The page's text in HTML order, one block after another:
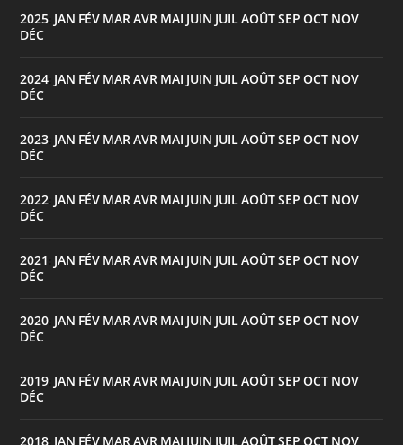
2025 JAN FÉV MAR AVR MAI JUIN JUIL AOÛTSEP OCT NOV
DÉC
2024 JAN FÉV MAR AVR MAI JUIN JUIL AOÛTSEP OCT NOV
DÉC
2023 JAN FÉV MAR AVR MAI JUIN JUIL AOÛTSEP OCT NOV
DÉC
2022 JAN FÉV MAR AVR MAI JUIN JUIL AOÛTSEP OCT NOV
DÉC
2021 JAN FÉV MAR AVR MAI JUIN JUIL AOÛTSEP OCT NOV
DÉC
2020 JAN FÉV MAR AVR MAI JUIN JUIL AOÛTSEP OCT NOV
DÉC
2019 JAN FÉV MAR AVR MAI JUIN JUIL AOÛTSEP OCT NOV
DÉC
2018 JAN FÉV MAR AVR MAI JUIN JUIL AOÛTSEP OCT NOV